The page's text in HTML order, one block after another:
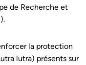
de Recherche et
la protection
lutra) présents sur